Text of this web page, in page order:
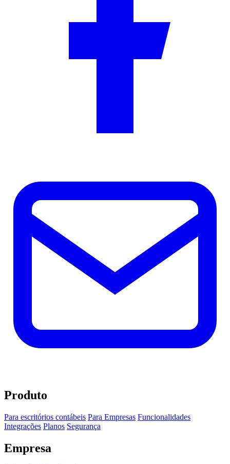
Produto
Para escritórios contábeis Para Empresas Funcionalidades
Integrações Planos Segurança
Empresa